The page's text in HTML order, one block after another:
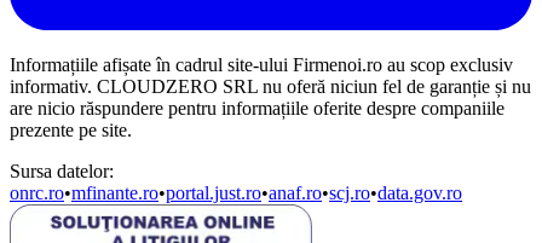
Informațiile afișate în cadrul site-ului Firmenoi.ro au scop exclusiv
informativ. CLOUDZERO SRL nu oferă niciun fel de garanție și nu
are nicio răspundere pentru informațiile oferite despre companiile
prezente pe site.
Sursa datelor:
onrc.ro•mfinante.ro•portal.just.ro•anaf.ro•scj.ro•data.gov.ro